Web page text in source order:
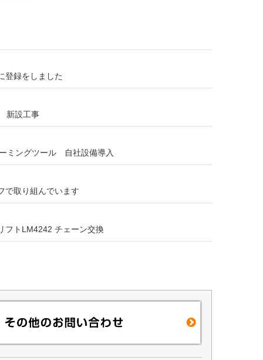
登録をしました
新設工事
ミングツール 自社設備導入
で取り組んでいます
フトLM4242 チェーン交換